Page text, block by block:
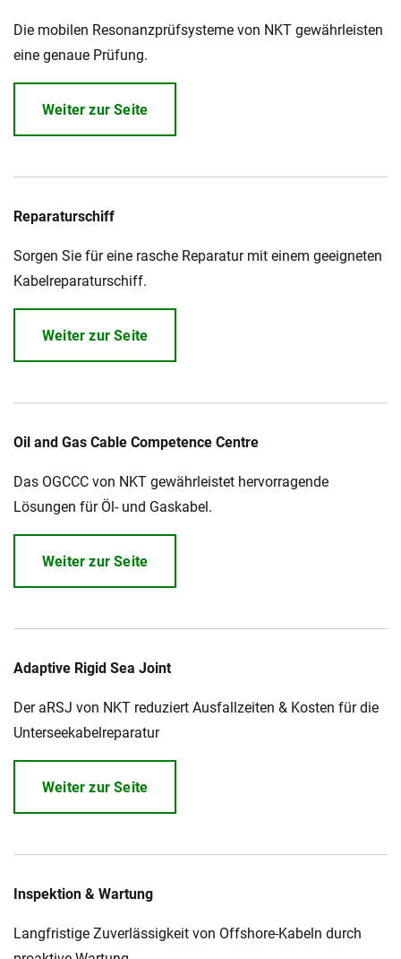
Die mobilen Resonanzprüfsysteme von NKT gewährleisten
eine genaue Prüfung.
Weiter zur Seite
Reparaturschiff
Sorgen Sie für eine rasche Reparatur mit einem geeigneten
Kabelreparaturschiff.
Weiter zur Seite
Oil and Gas Cable Competence Centre
Das OGCCC von NKT gewährleistet hervorragende
Lösungen für Öl- und Gaskabel.
Weiter zur Seite
Adaptive Rigid Sea Joint
Der aRSJ von NKT reduziert Ausfallzeiten & Kosten für die
Unterseekabelreparatur
Weiter zur Seite
Inspektion & Wartung
Langfristige Zuverlässigkeit von Offshore-Kabeln durch